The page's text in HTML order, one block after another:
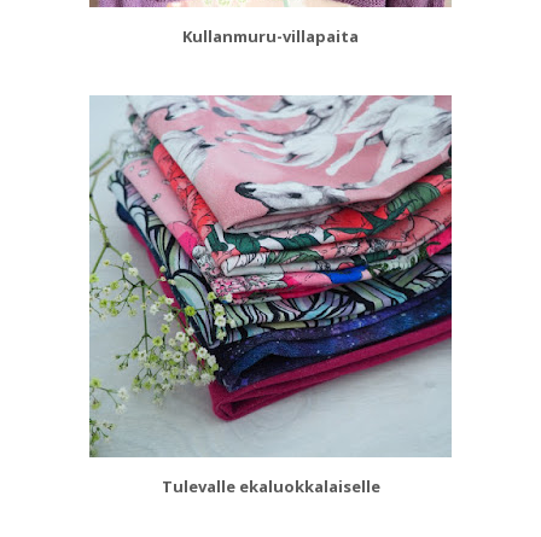
Kullanmuru-villapaita
Tulevalle ekaluokkalaiselle